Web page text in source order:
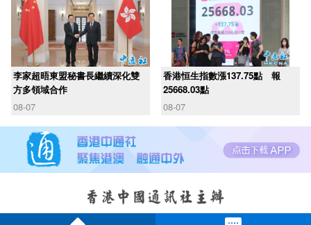
李家超晤東盟秘書長繼續深化雙
方多領域合作
08-07
香港恒生指數漲137.75點 報
25668.03點
08-07